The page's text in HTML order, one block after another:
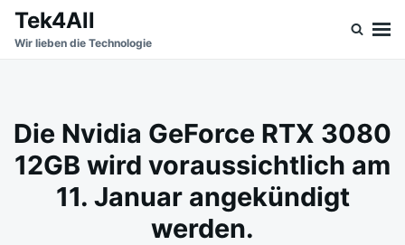
SkipSearch
for:
Tek4All
Wir lieben die Technologie
Die Nvidia GeForce RTX 3080
12GB wird voraussichtlich am
11. Januar angekündigt
werden.